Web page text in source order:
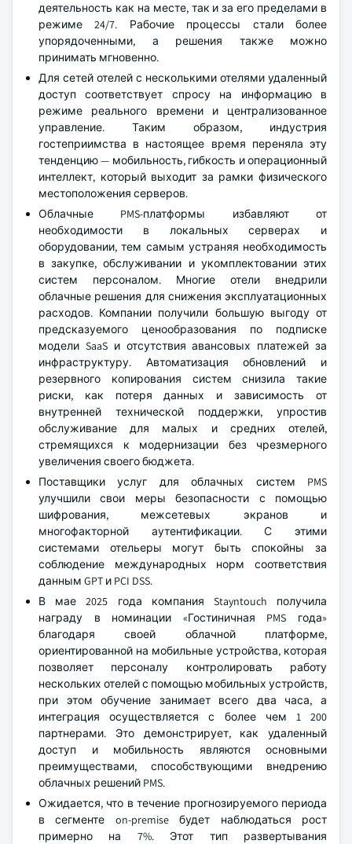
деятельность как на месте, так и за его пределами в
режиме 24/7. Рабочие процессы стали более
упорядоченными, а решения также можно
принимать мгновенно.
Для сетей отелей с несколькими отелями удаленный
доступ соответствует спросу на информацию в
режиме реального времени и централизованное
управление. Таким образом, индустрия
гостеприимства в настоящее время переняла эту
тенденцию — мобильность, гибкость и операционный
интеллект, который выходит за рамки физического
местоположения серверов.
Облачные PMS-платформы избавляют от
необходимости в локальных серверах и
оборудовании, тем самым устраняя необходимость
в закупке, обслуживании и укомплектовании этих
систем персоналом. Многие отели внедрили
облачные решения для снижения эксплуатационных
расходов. Компании получили большую выгоду от
предсказуемого ценообразования по подписке
модели SaaS и отсутствия авансовых платежей за
инфраструктуру. Автоматизация обновлений и
резервного копирования систем снизила такие
риски, как потеря данных и зависимость от
внутренней технической поддержки, упростив
обслуживание для малых и средних отелей,
стремящихся к модернизации без чрезмерного
увеличения своего бюджета.
Поставщики услуг для облачных систем PMS
улучшили свои меры безопасности с помощью
шифрования, межсетевых экранов и
многофакторной аутентификации. С этими
системами отельеры могут быть спокойны за
соблюдение международных норм соответствия
данным GPT и PCI DSS.
В мае 2025 года компания Stayntouch получила
награду в номинации «Гостиничная PMS года»
благодаря своей облачной платформе,
ориентированной на мобильные устройства, которая
позволяет персоналу контролировать работу
нескольких отелей с помощью мобильных устройств,
при этом обучение занимает всего два часа, а
интеграция осуществляется с более чем 1 200
партнерами. Это демонстрирует, как удаленный
доступ и мобильность являются основными
преимуществами, способствующими внедрению
облачных решений PMS.
Ожидается, что в течение прогнозируемого периода
в сегменте on-premise будет наблюдаться рост
примерно на 7%. Этот тип развертывания